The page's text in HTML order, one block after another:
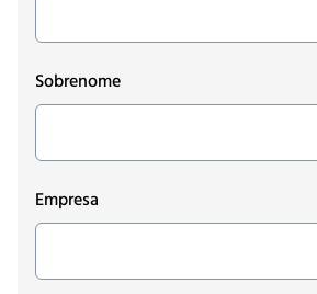
Sobrenome
Empresa